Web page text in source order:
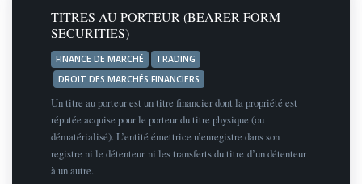
TITRES AU PORTEUR (BEARER FORM
SECURITIES)
FINANCE DE MARCHÉ
TRADING
DROIT DES MARCHÉS FINANCIERS
Un titre au porteur est un titre financier dont la propriété est
réputée acquise pour le porteur du titre physique (ou
dématérialisé). L’entité émettrice n’enregistre dans son
registre ni le détenteur ni les transferts du titre d’un détenteur
à un autre.